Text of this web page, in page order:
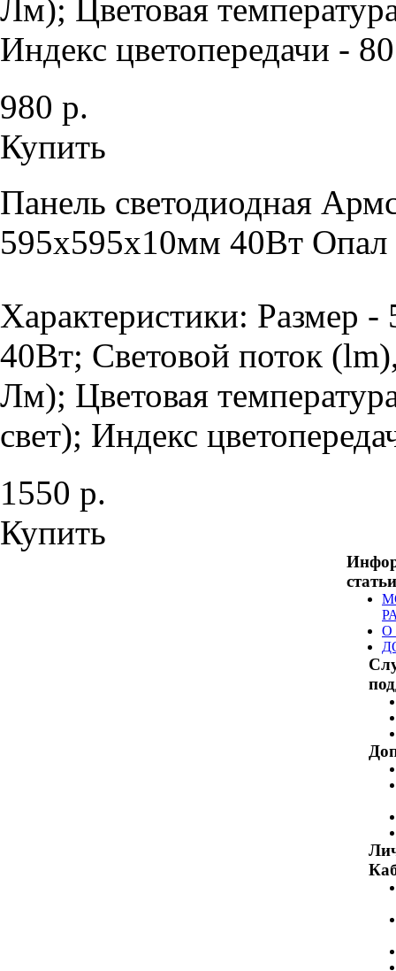
Лм); Цветовая
Индекс цветопередачи -
980 р.
Купить
Панель светодиодная
595х595х10мм 40Вт
Характеристики: Размер
40Вт; Световой поток
Лм); Цветовая
свет); Индекс
1550 р.
Купить
статьи
О